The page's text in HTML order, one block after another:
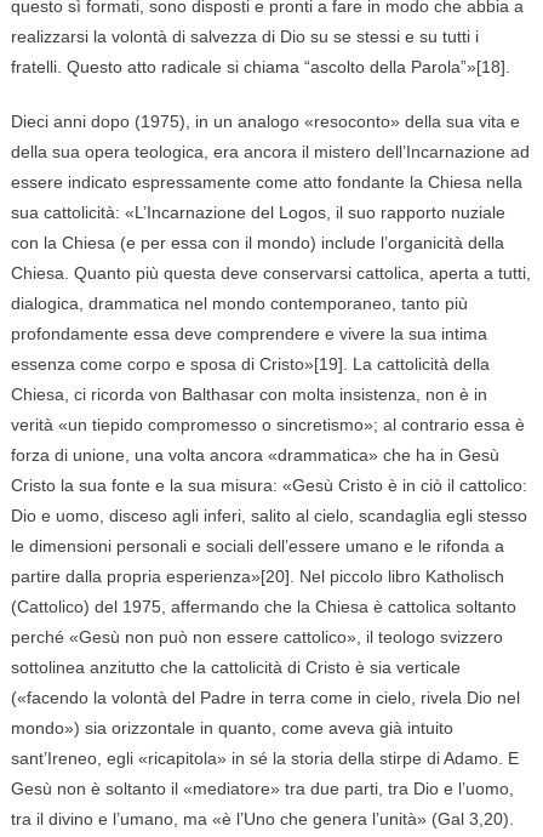
questo sì formati, sono disposti e pronti a fare in modo che abbia a
realizzarsi la volontà di salvezza di Dio su se stessi e su tutti i
fratelli. Questo atto radicale si chiama “ascolto della Parola”»[18].
Dieci anni dopo (1975), in un analogo «resoconto» della sua vita e
della sua opera teologica, era ancora il mistero dell’Incarnazione ad
essere indicato espressamente come atto fondante la Chiesa nella
sua cattolicità: «L’Incarnazione del Logos, il suo rapporto nuziale
con la Chiesa (e per essa con il mondo) include l’organicità della
Chiesa. Quanto più questa deve conservarsi cattolica, aperta a tutti,
dialogica, drammatica nel mondo contemporaneo, tanto più
profondamente essa deve comprendere e vivere la sua intima
essenza come corpo e sposa di Cristo»[19]. La cattolicità della
Chiesa, ci ricorda von Balthasar con molta insistenza, non è in
verità «un tiepido compromesso o sincretismo»; al contrario essa è
forza di unione, una volta ancora «drammatica» che ha in Gesù
Cristo la sua fonte e la sua misura: «Gesù Cristo è in ciò il cattolico:
Dio e uomo, disceso agli inferi, salito al cielo, scandaglia egli stesso
le dimensioni personali e sociali dell’essere umano e le rifonda a
partire dalla propria esperienza»[20]. Nel piccolo libro Katholisch
(Cattolico) del 1975, affermando che la Chiesa è cattolica soltanto
perché «Gesù non può non essere cattolico», il teologo svizzero
sottolinea anzitutto che la cattolicità di Cristo è sia verticale
(«facendo la volontà del Padre in terra come in cielo, rivela Dio nel
mondo») sia orizzontale in quanto, come aveva già intuito
sant’Ireneo, egli «ricapitola» in sé la storia della stirpe di Adamo. E
Gesù non è soltanto il «mediatore» tra due parti, tra Dio e l’uomo,
tra il divino e l’umano, ma «è l’Uno che genera l’unità» (Gal 3,20).